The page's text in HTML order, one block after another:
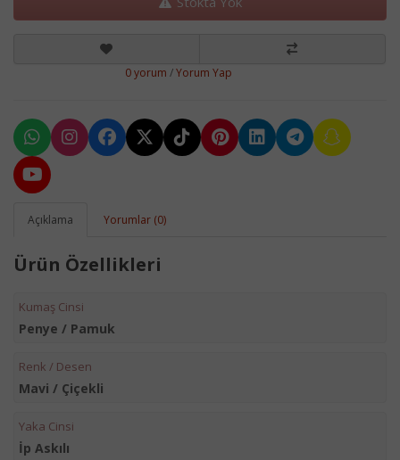
0 yorum /Yorum Yap
Açıklama Yorumlar (0)
Ürün Özellikleri
Kumaş Cinsi
Penye / Pamuk
Renk / Desen
Mavi / Çiçekli
Yaka Cinsi
İp Askılı